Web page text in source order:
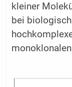
kleiner
bei